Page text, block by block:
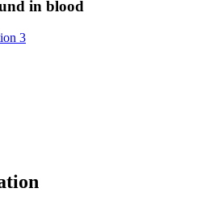
in blood
3